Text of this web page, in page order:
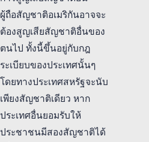
ผู้ถือสัญชาติอเมริกันอาจจะ
ต้องสูญเสียสัญชาติอื่นของ
ตนไป ทั้งนี้ขึ้นอยู่กับกฎ
ระเบียบของประเทศนั้นๆ
โดยทางประเทศสหรัฐจะนับ
เพียงสัญชาติเดียว หาก
ประเทศอื่นยอมรับให้
ประชาชนมีสองสัญชาติได้